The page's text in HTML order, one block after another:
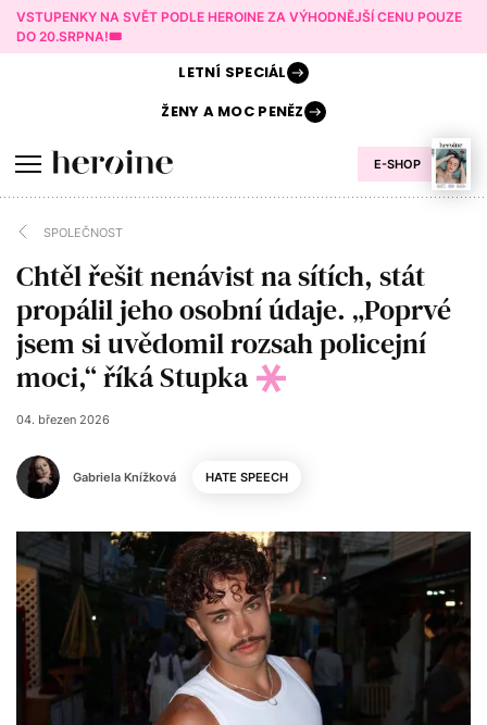
VSTUPENKY NA SVĚT PODLE HEROINE ZA VÝHODNĚJŠÍ CENU POUZE
DO 20.SRPNA!🎟️
E-SHOP
LETNÍ SPECIÁL
ŽENY AMOC PENĚZ
SPOLEČNOST
Chtěl řešit nenávist na sítích, stát
propálil jeho osobní údaje. „Poprvé
jsem si uvědomil rozsah policejní
moci,“ říká Stupka
Gabriela Knížková
04. březen 2026
HATE SPEECH